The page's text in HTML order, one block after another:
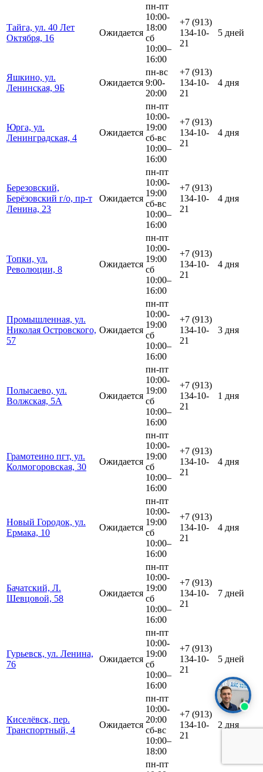
Тайга, ул. 40 Лет
Октября, 16
Ожидается
пн-пт
10:00-
18:00
сб
10:00–
16:00
+7 (913)
134-10-
21
5 дней
Яшкино, ул.
Ленинская, 9Б
Ожидается
пн-вс
9:00-
20:00
+7 (913)
134-10-
21
4 дня
Юрга, ул.
Ленинградская, 4
Ожидается
пн-пт
10:00-
19:00
сб-вс
10:00–
16:00
+7 (913)
134-10-
21
4 дня
Березовский,
Берёзовский г/о, пр-т
Ленина, 23
Ожидается
пн-пт
10:00-
19:00
сб-вс
10:00–
16:00
+7 (913)
134-10-
21
4 дня
Топки, ул.
Революции, 8
Ожидается
пн-пт
10:00-
19:00
сб
10:00–
16:00
+7 (913)
134-10-
21
4 дня
Промышленная, ул.
Николая Островского,
57
Ожидается
пн-пт
10:00-
19:00
сб
10:00–
16:00
+7 (913)
134-10-
21
3 дня
Полысаево, ул.
Волжская, 5А
Ожидается
пн-пт
10:00-
19:00
сб
10:00–
16:00
+7 (913)
134-10-
21
1 дня
Грамотеино пгт, ул.
Колмогоровская, 30
Ожидается
пн-пт
10:00-
19:00
сб
10:00–
16:00
+7 (913)
134-10-
21
4 дня
Новый Городок, ул.
Ермака, 10
Ожидается
пн-пт
10:00-
19:00
сб
10:00–
16:00
+7 (913)
134-10-
21
4 дня
Бачатский, Л.
Шевцовой, 58
Ожидается
пн-пт
10:00-
19:00
сб
10:00–
16:00
+7 (913)
134-10-
21
7 дней
Гурьевск, ул. Ленина,
76
Ожидается
пн-пт
10:00-
19:00
сб
10:00–
16:00
+7 (913)
134-10-
21
5 дней
Киселёвск, пер.
Транспортный, 4
Ожидается
пн-пт
10:00-
20:00
сб-вс
10:00–
18:00
+7 (913)
134-10-
21
2 дня
пн-пт